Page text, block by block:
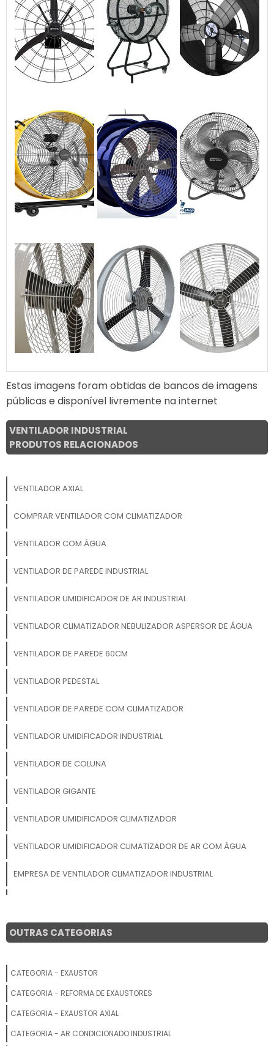
Estas imagens foram obtidas de bancos de imagens
públicas e disponível livremente na internet
VENTILADOR INDUSTRIAL
PRODUTOS RELACIONADOS
VENTILADOR AXIAL
COMPRAR VENTILADOR COM CLIMATIZADOR
VENTILADOR COM ÁGUA
VENTILADOR DE PAREDE INDUSTRIAL
VENTILADOR UMIDIFICADOR DE AR INDUSTRIAL
VENTILADOR CLIMATIZADOR NEBULIZADOR ASPERSOR DE ÁGUA
VENTILADOR DE PAREDE 60CM
VENTILADOR PEDESTAL
VENTILADOR DE PAREDE COM CLIMATIZADOR
VENTILADOR UMIDIFICADOR INDUSTRIAL
VENTILADOR DE COLUNA
VENTILADOR GIGANTE
VENTILADOR UMIDIFICADOR CLIMATIZADOR
VENTILADOR UMIDIFICADOR CLIMATIZADOR DE AR COM ÁGUA
EMPRESA DE VENTILADOR CLIMATIZADOR INDUSTRIAL
VENTILADOR COM UMIDIFICADOR
VENTILADOR COM ÁGUA INDUSTRIAL
FABRICANTE DE VENTILADOR CLIMATIZADOR UMIDIFICADOR
OUTRAS CATEGORIAS
CATEGORIA - EXAUSTOR
CATEGORIA - REFORMA DE EXAUSTORES
CATEGORIA - EXAUSTOR AXIAL
CATEGORIA - AR CONDICIONADO INDUSTRIAL